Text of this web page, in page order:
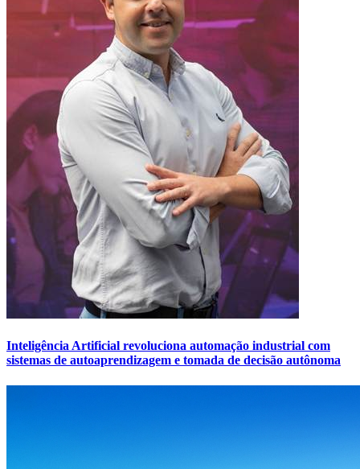
Inteligência Artificial revoluciona automação industrial com
sistemas de autoaprendizagem e tomada de decisão autônoma